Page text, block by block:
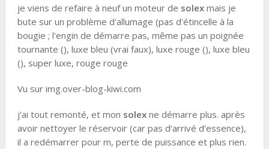
je viens de refaire à neuf un moteur de solexmais je
bute sur un problème d'allumage (pas d'étincelle à la
bougie ; l'engin de démarre pas, même pas un poignée
tournante (), luxe bleu (vrai faux), luxe rouge (), luxe bleu
(), super luxe, rouge rouge
Vu sur img.over-blog-kiwi.com
j'ai tout remonté, et mon solexne démarre plus. après
avoir nettoyer le réservoir (car pas d'arrivé d'essence),
il a redémarrer pour m, perte de puissance et plus rien.